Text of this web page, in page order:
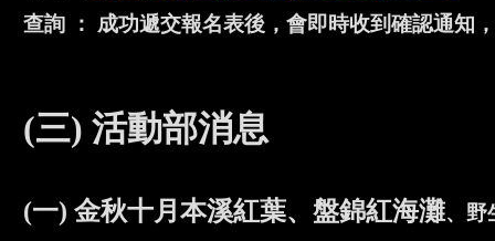
查詢 ： 成功遞交報名表後，會即時收到確認通知
(三) 活動部消息
(一) 金秋十月本溪紅葉、盤錦紅海灘、野